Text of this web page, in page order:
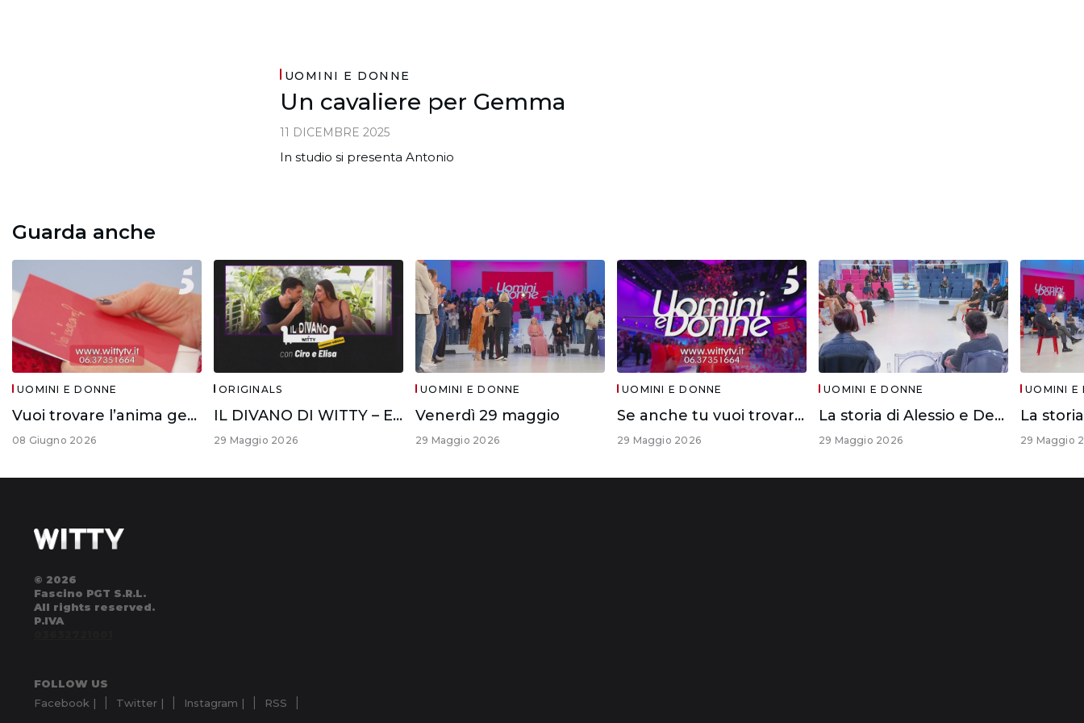
UOMINI E DONNE
Un cavaliere per Gemma
11 DICEMBRE 2025
In studio si presenta Antonio
Guarda anche
UOMINI E DONNE
Vuoi trovare l’anima gemella?
08 Giugno 2026
ORIGINALS
IL DIVANO DI WITTY – ELISA E CIRO
29 Maggio 2026
UOMINI E DONNE
Venerdì 29 maggio
29 Maggio 2026
UOMINI E DONNE
Se anche tu vuoi trovare l’anima gemella
29 Maggio 2026
UOMINI E DONNE
La storia di Alessio e Debora
29 Maggio 2026
UOMINI E
29 Maggio
© 2026
Fascino PGT S.R.L.
All rights reserved.
P.IVA
FOLLOW US
Facebook |
Twitter | Instagram | RSS